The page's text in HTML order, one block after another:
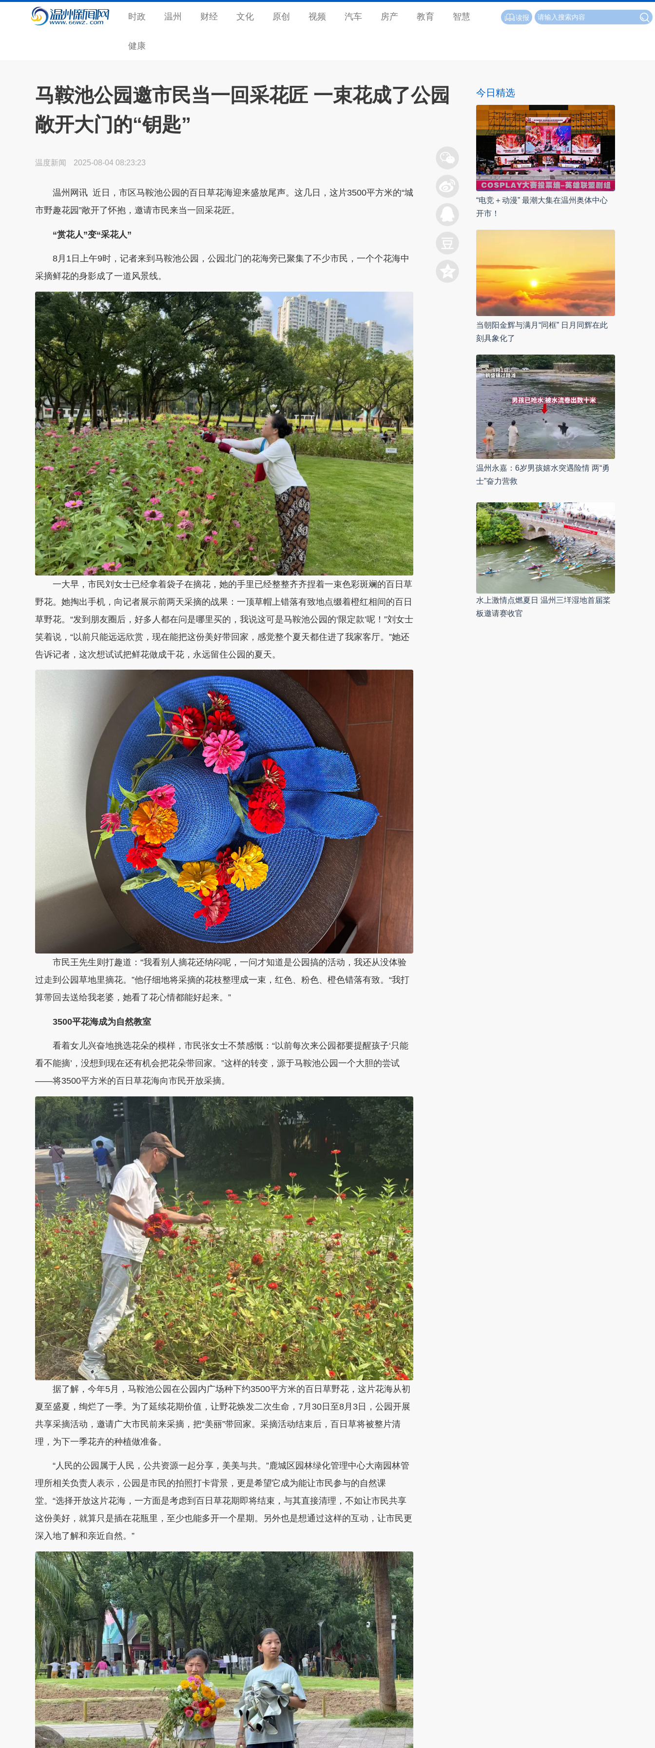
时政 温州 财经 文化 原创 视频 汽车 房产 教育 智慧
健康
读报
马鞍池公园邀市民当一回采花匠 一束花成了公园
敞开大门的“钥匙”
温度新闻 2025-08-04 08:23:23
温州网讯 近日，市区马鞍池公园的百日草花海迎来盛放尾声。这几日，这片3500平方米的“城
市野趣花园”敞开了怀抱，邀请市民来当一回采花匠。
“赏花人”变“采花人”
8月1日上午9时，记者来到马鞍池公园，公园北门的花海旁已聚集了不少市民，一个个花海中
采摘鲜花的身影成了一道风景线。
一大早，市民刘女士已经拿着袋子在摘花，她的手里已经整整齐齐捏着一束色彩斑斓的百日草
野花。她掏出手机，向记者展示前两天采摘的战果：一顶草帽上错落有致地点缀着橙红相间的百日
草野花。“发到朋友圈后，好多人都在问是哪里买的，我说这可是马鞍池公园的‘限定款’呢！”刘女士
笑着说，“以前只能远远欣赏，现在能把这份美好带回家，感觉整个夏天都住进了我家客厅。”她还
告诉记者，这次想试试把鲜花做成干花，永远留住公园的夏天。
市民王先生则打趣道：“我看别人摘花还纳闷呢，一问才知道是公园搞的活动，我还从没体验
过走到公园草地里摘花。”他仔细地将采摘的花枝整理成一束，红色、粉色、橙色错落有致。“我打
算带回去送给我老婆，她看了花心情都能好起来。”
3500平花海成为自然教室
看着女儿兴奋地挑选花朵的模样，市民张女士不禁感慨：“以前每次来公园都要提醒孩子‘只能
看不能摘’，没想到现在还有机会把花朵带回家。”这样的转变，源于马鞍池公园一个大胆的尝试
——将3500平方米的百日草花海向市民开放采摘。
据了解，今年5月，马鞍池公园在公园内广场种下约3500平方米的百日草野花，这片花海从初
夏至盛夏，绚烂了一季。为了延续花期价值，让野花焕发二次生命，7月30日至8月3日，公园开展
共享采摘活动，邀请广大市民前来采摘，把“美丽”带回家。采摘活动结束后，百日草将被整片清
理，为下一季花卉的种植做准备。
“人民的公园属于人民，公共资源一起分享，美美与共。”鹿城区园林绿化管理中心大南园林管
理所相关负责人表示，公园是市民的拍照打卡背景，更是希望它成为能让市民参与的自然课
堂。“选择开放这片花海，一方面是考虑到百日草花期即将结束，与其直接清理，不如让市民共享
这份美好，就算只是插在花瓶里，至少也能多开一个星期。另外也是想通过这样的互动，让市民更
深入地了解和亲近自然。”
今日精选
“电竞＋动漫” 最潮大集在温州奥体中心
开市！
当朝阳金辉与满月“同框” 日月同辉在此
刻具象化了
温州永嘉：6岁男孩嬉水突遇险情 两“勇
士”奋力营救
水上激情点燃夏日 温州三垟湿地首届桨
板邀请赛收官